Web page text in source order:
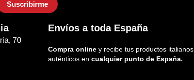
70
Envíos a toda España
Compra online y recibe tus productos italianos
auténticos en cualquier punto de España.